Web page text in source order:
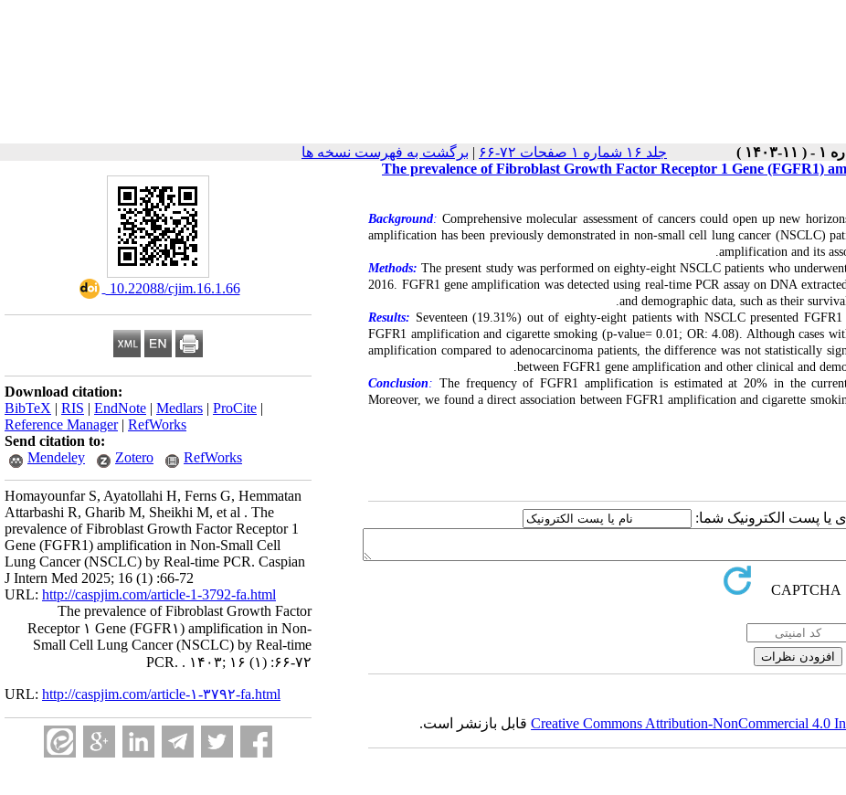
جلد ۱۶ شماره ۱ صفحات ۷۲-۶۶ | برگشت به فهرست نسخه ها
‎ 10.22088/cjim.16.1.66
Download citation:
BibTeX | RIS | EndNote | Medlars | ProCite |
Reference Manager| RefWorks
Send citation to:
Mendeley
Zotero RefWorks
Homayounfar S, Ayatollahi H, Ferns G, Hemmatan
Attarbashi R, Gharib M, Sheikhi M, et al . The
prevalence of Fibroblast Growth Factor Receptor 1
Gene (FGFR1) amplification in Non-Small Cell
Lung Cancer (NSCLC) by Real-time PCR. Caspian
J Intern Med 2025; 16 (1) :66-72
URL: http://caspjim.com/article-1-3792-fa.html
The prevalence of Fibroblast Growth Factor
Receptor ۱ Gene (FGFR۱) amplification in Non-
Small Cell Lung Cancer (NSCLC) by Real-time
PCR. . ۱۴۰۳; ۱۶ (۱) :۶۶-۷۲
URL: http://caspjim.com/article-۱-۳۷۹۲-fa.html
The prevalence of Fibroblast Growth Factor Receptor 1 Gene (FGFR1)
Background: Comprehensive molecular assessment of cancers could open up new
amplification has been previously demonstrated in non-small cell lung cancer (NSCLC)
amplification and its
Methods: The present study was performed on eighty-eight NSCLC patients who
2016. FGFR1 gene amplification was detected using real-time PCR assay on DNA
and demographic data, such as their
Results: Seventeen (19.31%) out of eighty-eight patients with NSCLC presented
FGFR1 amplification and cigarette smoking (p-value= 0.01; OR: 4.08). Although cases
amplification compared to adenocarcinoma patients, the difference was not statistically
between FGFR1 gene amplification and other clinical and
Conclusion: The frequency of FGFR1 amplification is estimated at 20% in the
Moreover, we found a direct association between FGFR1 amplification and cigarette
یا پست الکترونیک شما:
Creative Commons Attribution-NonCommercial 4.0قابل بازنشر است.